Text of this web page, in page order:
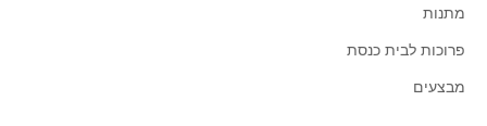
מתנות
פרוכות לבית כנסת
מבצעים